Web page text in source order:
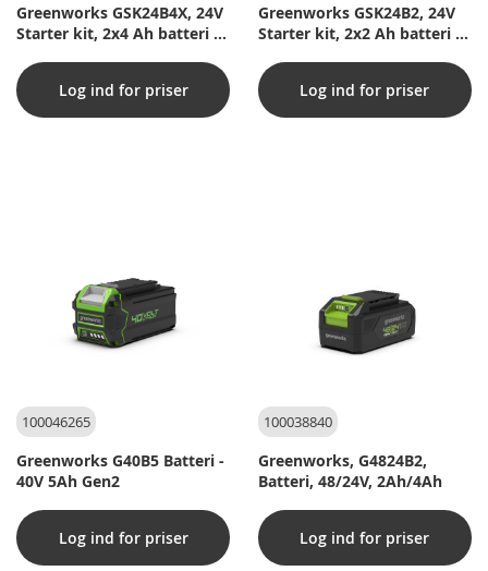
Greenworks GSK24B4X, 24V
Starter kit, 2x4 Ah batteri +
Log ind for priser
Greenworks GSK24B2, 24V
Starter kit, 2x2 Ah batteri +
Log ind for priser
100046265
Greenworks G40B5 Batteri -
40V 5Ah Gen2
Log ind for priser
100038840
Greenworks, G4824B2,
Batteri, 48/24V, 2Ah/4Ah
Log ind for priser